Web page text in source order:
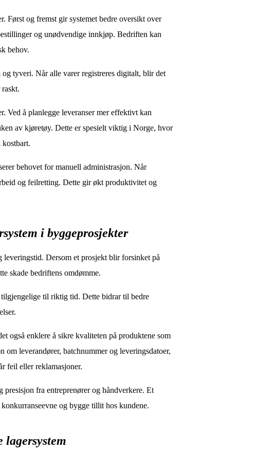
Først og fremst gir systemet bedre oversikt over
og unødvendige innkjøp. Bedriften kan
behov.
tyveri. Når alle varer registreres digitalt, blir det
Ved å planlegge leveranser mer effektivt kan
av kjøretøy. Dette er spesielt viktig i Norge, hvor
behovet for manuell administrasjon. Når
og feilretting. Dette gir økt produktivitet og
i byggeprosjekter
Dersom et prosjekt blir forsinket på
skade bedriftens omdømme.
til riktig tid. Dette bidrar til bedre
også enklere å sikre kvaliteten på produktene som
om leverandører, batchnummer og leveringsdatoer,
feil eller reklamasjoner.
fra entreprenører og håndverkere. Et
og bygge tillit hos kundene.
lagersystem